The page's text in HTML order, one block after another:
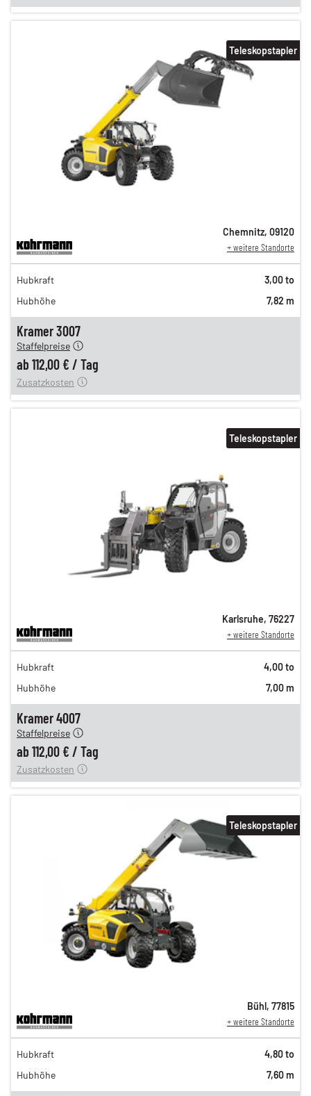
Kramer 3007
194,00 €
162,00 €
135,00 €
Staffelpreise
ab 112,00 € / Tag
12,00 €
Zusatzkosten
Teleskopstapler
Chemnitz, 09120
+ weitere Standorte
Hubkraft
3,00 to
Hubhöhe
7,82 m
Kramer 4007
194,00 €
162,00 €
135,00 €
Staffelpreise
ab 112,00 € / Tag
12,00 €
Zusatzkosten
Teleskopstapler
Karlsruhe, 76227
+ weitere Standorte
Hubkraft
4,00 to
Hubhöhe
7,00 m
194,00 €
162,00 €
135,00 €
Teleskopstapler
Bühl, 77815
+ weitere Standorte
Hubkraft
4,80 to
Hubhöhe
7,60 m